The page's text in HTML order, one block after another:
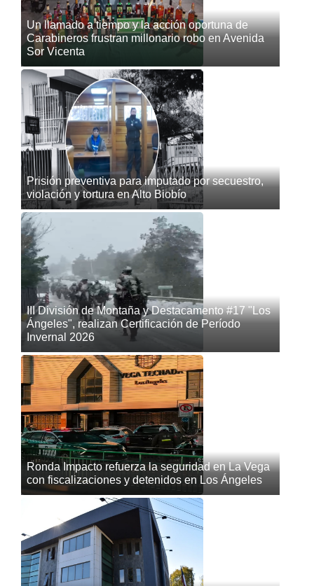
Un llamado a tiempo y la acción oportuna de
Carabineros frustran millonario robo en Avenida
Sor Vicenta
Prisión preventiva para imputado por secuestro,
violación y tortura en Alto Biobío
III División de Montaña y Destacamento #17 "Los
Ángeles", realizan Certificación de Período
Invernal 2026
Ronda Impacto refuerza la seguridad en La Vega
con fiscalizaciones y detenidos en Los Ángeles